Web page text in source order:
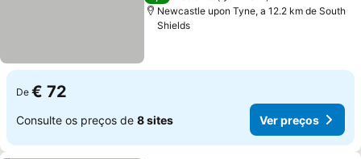
Newcastle upon Tyne, a 12.2 km de South
Shields
De € 72
Consulte os preços de 8 sites Ver preços